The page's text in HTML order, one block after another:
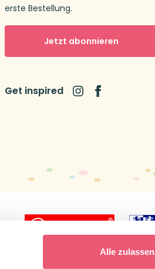
Alle zulassen
erste Bestellung.
Jetzt abonnieren
Get inspired